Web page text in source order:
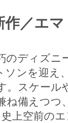
／エ
のディズニ
ソンを迎え
。スケー
ね備えつつ
上空前の